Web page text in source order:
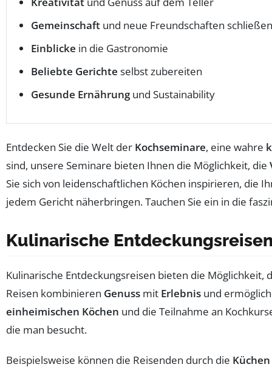
Gemeinschaft und neue Freundschaften schließen
Einblicke in die Gastronomie
Beliebte Gerichte selbst zubereiten
Gesunde Ernährungund Sustainability
Entdecken Sie die Welt der Kochseminare, eine wahre
sind, unsere Seminare bieten Ihnen die Möglichkeit, die
Sie sich von leidenschaftlichen Köchen inspirieren, die
jedem Gericht näherbringen. Tauchen Sie ein in die
Kulinarische
Kulinarische Entdeckungsreisen bieten die Möglichkeit,
Reisen kombinieren Genuss mit Erlebnis und
einheimischen Köchen und die Teilnahme an
die man besucht.
Beispielsweise können die Reisenden durch die